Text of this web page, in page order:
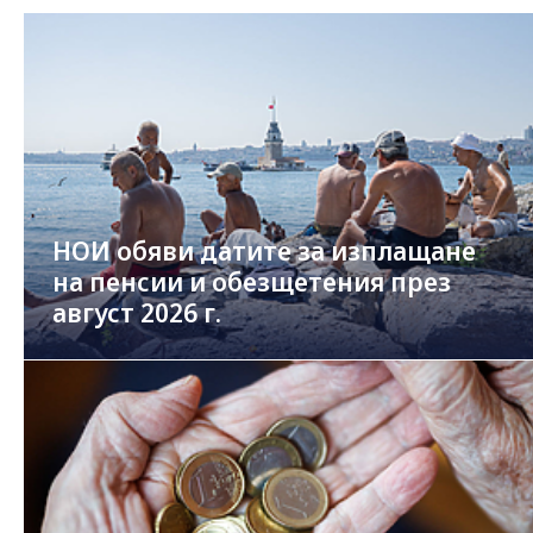
НОИ обяви датите за изплащане
на пенсии и обезщетения през
август 2026 г.